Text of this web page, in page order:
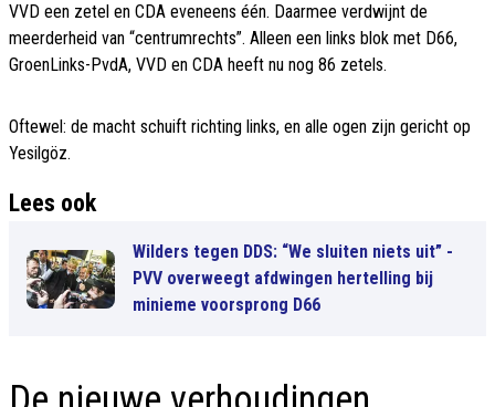
VVD een zetel en CDA eveneens één. Daarmee verdwijnt de
meerderheid van “centrumrechts”. Alleen een links blok met D66,
GroenLinks-PvdA, VVD en CDA heeft nu nog 86 zetels.
Oftewel: de macht schuift richting links, en alle ogen zijn gericht op
Yesilgöz.
Lees ook
Wilders tegen DDS: “We sluiten niets uit” -
PVV overweegt afdwingen hertelling bij
minieme voorsprong D66